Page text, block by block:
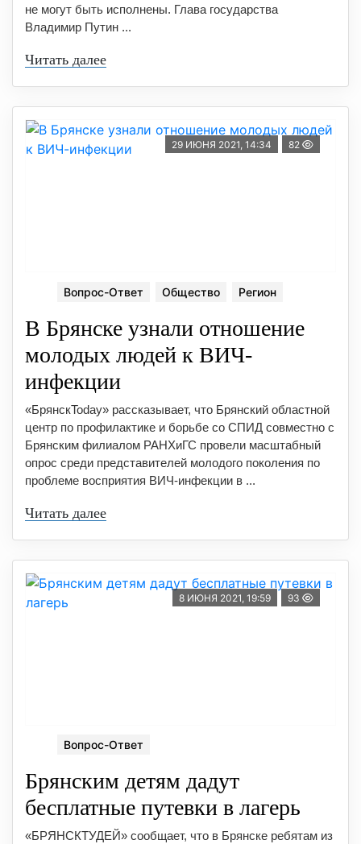
не могут быть исполнены. Глава государства
Владимир Путин ...
Читать далее
29 ИЮНЯ 2021, 14:34 82
Вопрос-Ответ Общество Регион
В Брянске узнали отношение
молодых людей к ВИЧ-
инфекции
«БрянскToday» рассказывает, что Брянский областной
центр по профилактике и борьбе со СПИД совместно с
Брянским филиалом РАНХиГС провели масштабный
опрос среди представителей молодого поколения по
проблеме восприятия ВИЧ-инфекции в ...
Читать далее
8 ИЮНЯ 2021, 19:59 93
Вопрос-Ответ
Брянским детям дадут
бесплатные путевки в лагерь
«БРЯНСКТУДЕЙ» сообщает, что в Брянске ребятам из